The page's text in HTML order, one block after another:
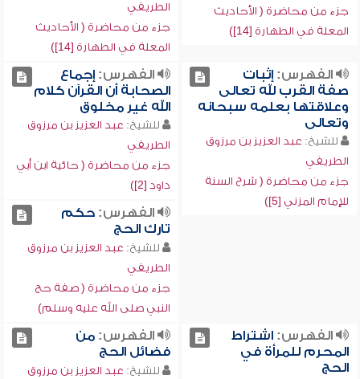
جزء من محاضرة ( الأحاديث
المعلة في الطهارة [14])
الطريفي
جزء من محاضرة ( الأحاديث
المعلة في الطهارة [14])
الفهرس:إثبات
صفة القرب لله تعالى
وعلاقتها بعلمه سبحانه
وتعالى
للشيخ: عبد العزيز بن مرزوق
الطريفي
جزء من محاضرة ( شرح السنة
للإمام المزني [5])
الفهرس:إجماع
الصحابة أن القرآن كلام
الله غير مخلوق
للشيخ: عبد العزيز بن مرزوق
الطريفي
جزء من محاضرة ( حائية ابن أبي
داود [2])
الفهرس:حكم
تارك الحج
للشيخ: عبد العزيز بن مرزوق
الطريفي
جزء من محاضرة ( صفة حج
النبي صلى الله عليه وسلم)
الفهرس:اشتراط
المحرم للمرأة في
الحج
الفهرس:من
فضائل الحج
للشيخ: عبد العزيز بن مرزوق